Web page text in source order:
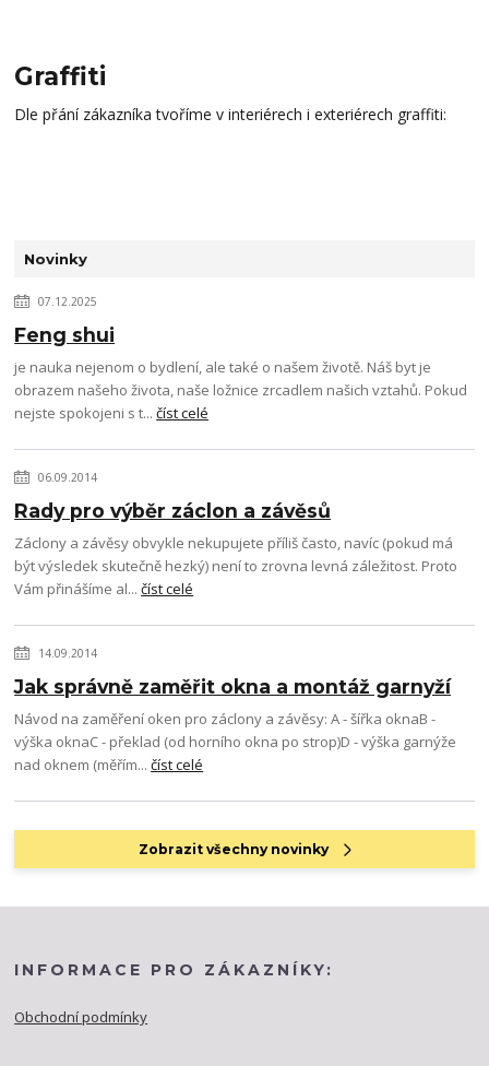
Novinky
07.12.2025
Feng shui
je nauka nejenom o bydlení, ale také o našem životě. Náš byt je
obrazem našeho života, naše ložnice zrcadlem našich vztahů. Pokud
nejste spokojeni s t...číst celé
06.09.2014
Rady pro výběr záclon a závěsů
Záclony a závěsy obvykle nekupujete příliš často, navíc (pokud má
být výsledek skutečně hezký) není to zrovna levná záležitost. Proto
Vám přinášíme al...číst celé
14.09.2014
Jak správně zaměřit okna a montáž garnyží
Návod na zaměření oken pro záclony a závěsy: A - šířka oknaB -
výška oknaC - překlad (od horního okna po strop)D - výška garnýže
nad oknem (měřím...číst celé
Zobrazit všechny novinky
Graffiti
Dle přání zákazníka tvoříme v interiérech i exteriérech graffiti:
INFORMACE PRO ZÁKAZNÍKY:
Obchodní podmínky